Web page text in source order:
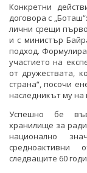
Конкретни
договора с
лични срещи
и с министър
подход.
участието на
от дружествата,
страна“, посочи
наследникът му
Успешно бе
хранилище за
национално
следващите 60